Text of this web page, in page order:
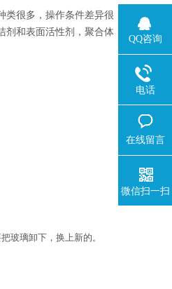
类很多，操作条件差异很
和表面活性剂，聚合体，
把玻璃卸下，换上新的。
QQ咨询
电话
在线留言
微信扫一扫